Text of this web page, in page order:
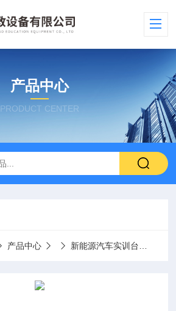
产品中心
PRODUCT CENTER
产品中心 新能源汽车实训台